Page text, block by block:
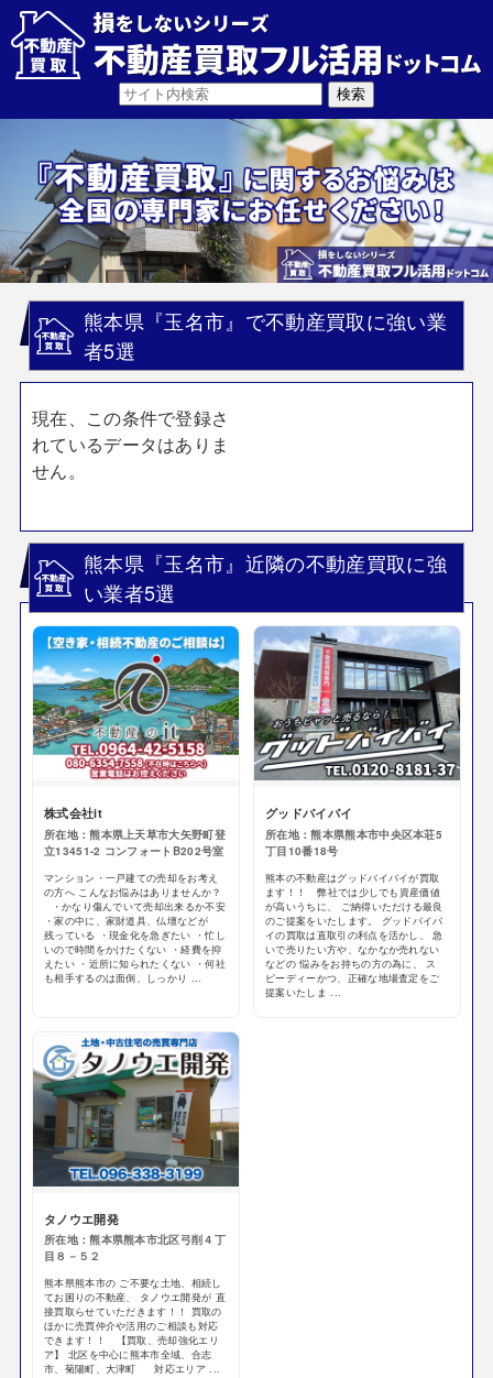
熊本県『玉名市』で不動産買取に強い業
者5選
現在、この条件で登録さ
れているデータはありま
せん。
熊本県『玉名市』近隣の不動産買取に強
い業者5選
株式会社it
所在地：熊本県上天草市大矢野町登
立13451-2 コンフォートB202号室
マンション・一戸建ての売却をお考え
の方へ こんなお悩みはありませんか？
・かなり傷んでいて売却出来るか不安
・家の中に、家財道具、仏壇などが
残っている ・現金化を急ぎたい ・忙し
いので時間をかけたくない ・経費を抑
えたい ・近所に知られたくない ・何社
も相手するのは面倒、しっかり ...
グッドバイバイ
所在地：熊本県熊本市中央区本荘5
丁目10番18号
熊本の不動産はグッドバイバイが買取
ます！！ 弊社では少しでも資産価値
が高いうちに、 ご納得いただける最良
のご提案をいたします。 グッドバイバ
イの買取は直取引の利点を活かし、 急
いで売りたい方や、なかなか売れない
などの 悩みをお持ちの方の為に、 ス
ピーディーかつ、正確な地場査定をご
提案いたしま ...
タノウエ開発
所在地：熊本県熊本市北区弓削４丁
目８－５２
熊本県熊本市の ご不要な土地、相続し
てお困りの不動産、 タノウエ開発が 直
接買取らせていただきます！！ 買取の
ほかに売買仲介や活用のご相談も対応
できます！！ 【買取、売却強化エリ
ア】 北区を中心に熊本市全域、合志
市、菊陽町、大津町 対応エリア ...